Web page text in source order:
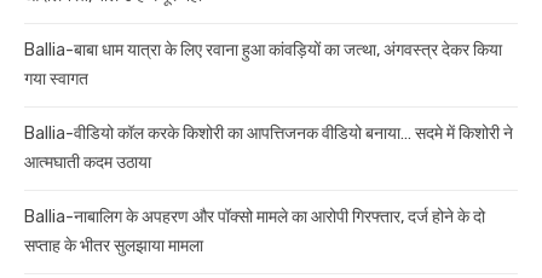
Ballia-बाबा धाम यात्रा के लिए रवाना हुआ कांवड़ियों का जत्था, अंगवस्त्र देकर किया
गया स्वागत
Ballia-वीडियो कॉल करके किशोरी का आपत्तिजनक वीडियो बनाया… सदमे में किशोरी ने
आत्मघाती कदम उठाया
Ballia-नाबालिग के अपहरण और पॉक्सो मामले का आरोपी गिरफ्तार, दर्ज होने के दो
सप्ताह के भीतर सुलझाया मामला